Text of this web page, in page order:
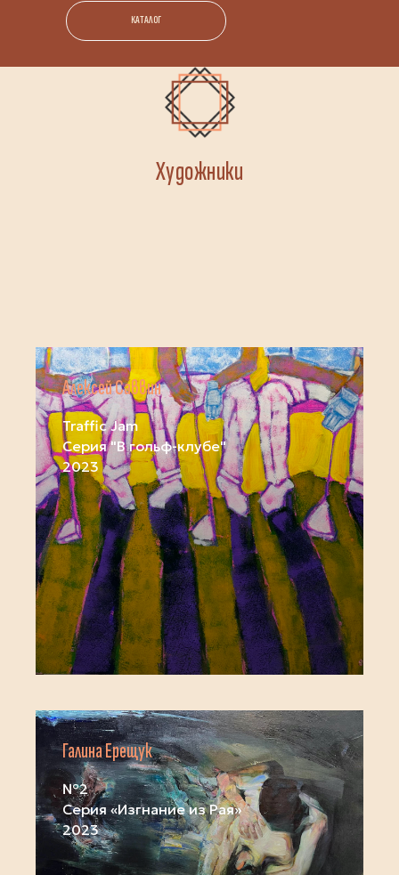
КАТАЛОГ
Художники
Алексей Саввин
Traffic Jam
Серия "В гольф-клубе"
2023
Галина Ерещук
№2
Серия «Изгнание из Рая»
2023